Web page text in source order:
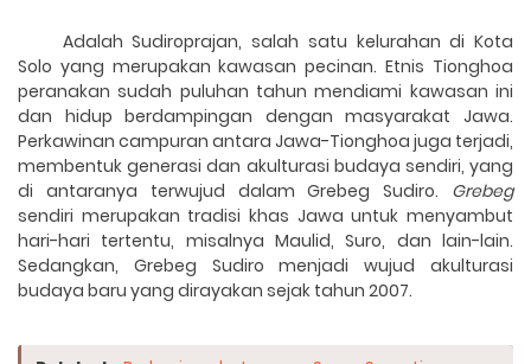
Adalah Sudiroprajan, salah satu kelurahan di Kota
Solo yang merupakan kawasan pecinan. Etnis Tionghoa
peranakan sudah puluhan tahun mendiami kawasan ini
dan hidup berdampingan dengan masyarakat Jawa.
Perkawinan campuran antara Jawa-Tionghoa juga terjadi,
membentuk generasi dan akulturasi budaya sendiri, yang
di antaranya terwujud dalam Grebeg Sudiro. Grebeg
sendiri merupakan tradisi khas Jawa untuk menyambut
hari-hari tertentu, misalnya Maulid, Suro, dan lain-lain.
Sedangkan, Grebeg Sudiro menjadi wujud akulturasi
budaya baru yang dirayakan sejak tahun 2007.